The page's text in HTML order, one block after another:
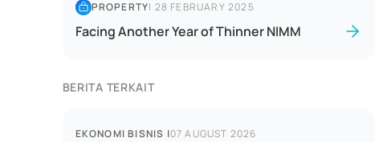
PROPERTY| 28 FEBRUARY 2025
Facing Another Year of Thinner NIMM
BERITA TERKAIT
EKONOMI BISNIS |07 AUGUST 2026